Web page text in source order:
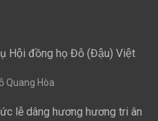
Hội đồng họ Đỗ (Đậu) Việt
Quang Hòa
lễ dâng hương hương tri ân